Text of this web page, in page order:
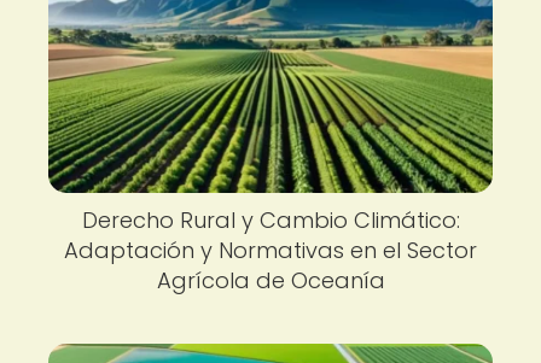
Derecho Rural y Cambio Climático:
Adaptación y Normativas en el Sector
Agrícola de Oceanía